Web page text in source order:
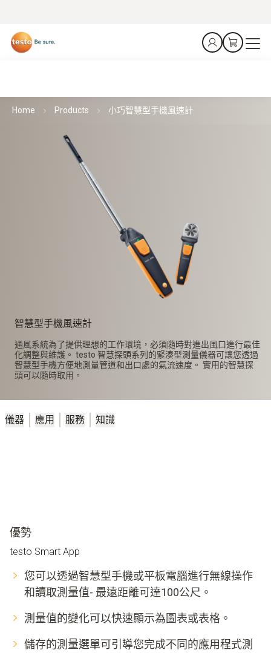
Home Products 小巧智慧型手機風速計
智慧型手機風速計
通風系統為了提供理想的工作環境，必須隨時對進出風口進行最佳
化調整與維護。 testo 智慧探頭系列的緊湊型測量儀器可讓您透過
智慧型手機方便地測量管道和出口處的氣流速度。 實用的智慧探
頭可以隨時取用。
儀器 應用 服務 知識
優勢
testo Smart App
您可以透過智慧型手機或平板電腦進行無線操作
和讀取測量值- 最遠距離可達100公尺。
測量值的變化可以快速顯示為圖表或表格。
儲存的測量選單可引導您完成不同的應用程式測